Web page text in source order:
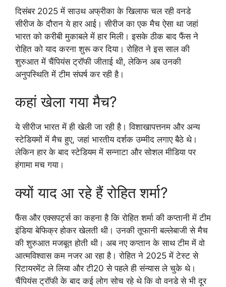
दिसंबर 2025 में साउथ अफ्रीका के खिलाफ चल रही वनडे
सीरीज के दौरान ये हार आई। सीरीज का एक मैच ऐसा था जहां
भारत को करीबी मुकाबले में हार मिली। इसके ठीक बाद फैंस ने
रोहित को याद करना शुरू कर दिया। रोहित ने इस साल की
शुरुआत में चैंपियंस ट्रॉफी जीताई थी, लेकिन अब उनकी
अनुपस्थिति में टीम संघर्ष कर रही है।
कहां खेला गया मैच?
ये सीरीज भारत में ही खेली जा रही है। विशाखापत्तनम और अन्य
स्टेडियमों में मैच हुए, जहां भारतीय दर्शक उम्मीद लगाए बैठे थे।
लेकिन हार के बाद स्टेडियम में सन्नाटा और सोशल मीडिया पर
हंगामा मच गया।
क्यों याद आ रहे हैं रोहित शर्मा?
फैंस और एक्सपर्ट्स का कहना है कि रोहित शर्मा की कप्तानी में टीम
इंडिया बेफिक्र होकर खेलती थी। उनकी तूफानी बल्लेबाजी से मैच
की शुरुआत मजबूत होती थी। अब नए कप्तान के साथ टीम में वो
आत्मविश्वास कम नजर आ रहा है। रोहित ने 2025 में टेस्ट से
रिटायरमेंट ले लिया और टी20 से पहले ही संन्यास ले चुके थे।
चैंपियंस ट्रॉफी के बाद कई लोग सोच रहे थे कि वो वनडे से भी दूर